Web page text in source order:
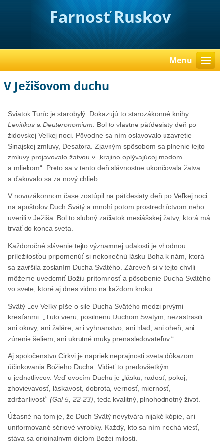
Farnosť Ruskov
Menu
V Ježišovom duchu
Sviatok Turíc je starobylý. Dokazujú to starozákonné knihy
Levitikus aDeuteronomium. Bol to vlastne päťdesiaty deň po
židovskej Veľkej noci. Pôvodne sa ním oslavovalo uzavretie
Sinajskej zmluvy, Desatora. Zjavným spôsobom sa plnenie tejto
zmluvy prejavovalo žatvou v „krajine oplývajúcej medom
a mliekom“. Preto sa v tento deň slávnostne ukončovala žatva
a ďakovalo sa za nový chlieb.
V novozákonnom čase zostúpil na päťdesiaty deň po Veľkej noci
na apoštolov Duch Svätý a mnohí potom prostredníctvom neho
uverili v Ježiša. Bol to sľubný začiatok mesiášskej žatvy, ktorá má
trvať do konca sveta.
Každoročné slávenie tejto významnej udalosti je vhodnou
príležitosťou pripomenúť si nekonečnú lásku Boha k nám, ktorá
sa zavŕšila zoslaním Ducha Svätého. Zároveň si v tejto chvíli
môžeme uvedomiť Božiu prítomnosť a pôsobenie Ducha Svätého
vo svete, ktoré aj dnes vidno na každom kroku.
Svätý Lev Veľký píše o sile Ducha Svätého medzi prvými
kresťanmi: „Túto vieru, posilnenú Duchom Svätým, nezastrašili
ani okovy, ani žaláre, ani vyhnanstvo, ani hlad, ani oheň, ani
zúrenie šeliem, ani ukrutné muky prenasledovateľov.“
Aj spoločenstvo Cirkvi je napriek neprajnosti sveta dôkazom
účinkovania Božieho Ducha. Vidieť to predovšetkým
u jednotlivcov. Veď ovocím Ducha je „láska, radosť, pokoj,
zhovievavosť, láskavosť, dobrota, vernosť, miernosť,
zdržanlivosť“(Gal 5, 22-23), teda kvalitný, plnohodnotný život.
Úžasné na tom je, že Duch Svätý nevytvára nijaké kópie, ani
uniformované sériové výrobky. Každý, kto sa ním nechá viesť,
stáva sa originálnym dielom Božej milosti.